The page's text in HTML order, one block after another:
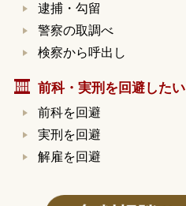
逮捕・勾留
警察の取調べ
検察から呼出し
前科・実刑を回避したい
前科を回避
実刑を回避
解雇を回避